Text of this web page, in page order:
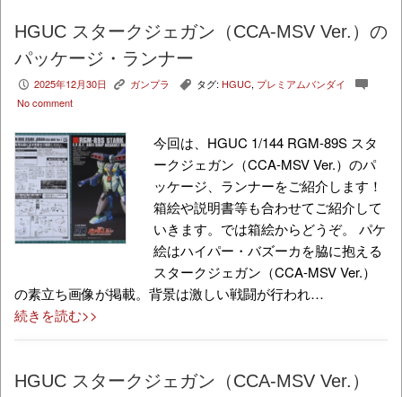
HGUC スタークジェガン（CCA-MSV Ver.）の
パッケージ・ランナー
P 2025年12月30日 K ガンプラ , タグ: HGUC, プレミアムバンダイ c
No comment
今回は、HGUC 1/144 RGM-89S スタ
ークジェガン（CCA-MSV Ver.）のパ
ッケージ、ランナーをご紹介します！
箱絵や説明書等も合わせてご紹介して
いきます。では箱絵からどうぞ。 パケ
絵はハイパー・バズーカを脇に抱える
スタークジェガン（CCA-MSV Ver.）
の素立ち画像が掲載。背景は激しい戦闘が行われ…
続きを読む>>
HGUC スタークジェガン（CCA-MSV Ver.）